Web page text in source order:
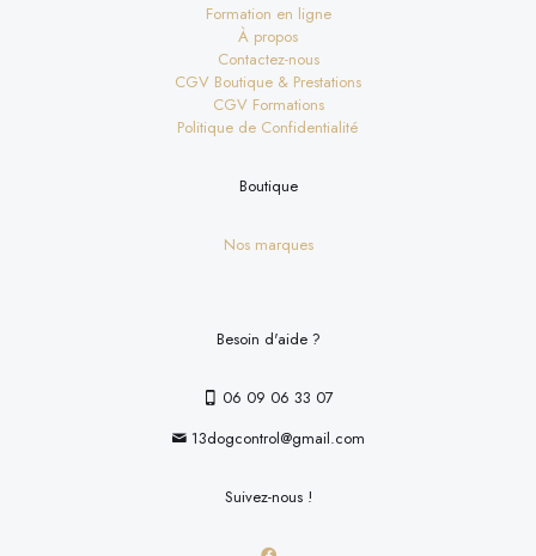
Formation en ligne
À propos
Contactez-nous
CGV Boutique & Prestations
CGV Formations
Politique de Confidentialité
Boutique
Nos marques
Besoin d'aide ?
06 09 06 33 07
13dogcontrol@gmail.com
Suivez-nous !